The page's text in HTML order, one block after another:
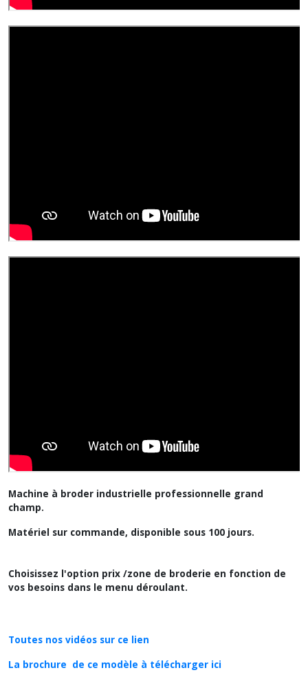
Machine à broder industrielle professionnelle grand
champ.
Matériel sur commande, disponible sous 100 jours.
Choisissez l'option prix /zone de broderie en fonction de
vos besoins dans le menu déroulant.
Toutes nos vidéos sur ce lien
La brochure de ce modèle à télécharger ici